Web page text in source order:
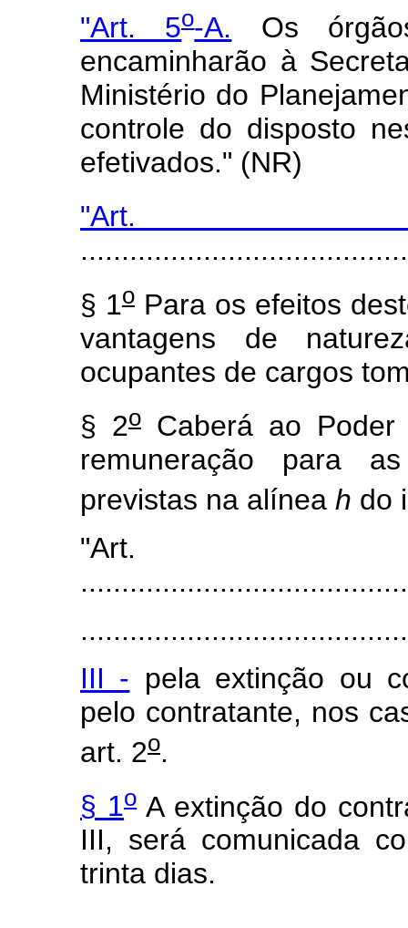
"Art. 5o-A. Os
encaminharão à
Ministério do
controle do disposto
efetivados." (NR)
§ 1oPara os efeitos
vantagens de
ocupantes de cargos
§ 2oCaberá ao Poder
remuneração para
previstas na alínea h do
III - pela extinção ou
pelo contratante, nos
art. 2o.
§ 1oA extinção do
III, será comunicada
trinta dias.